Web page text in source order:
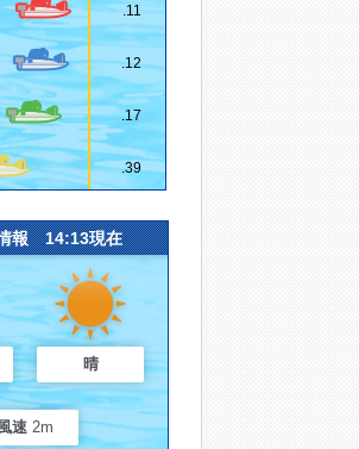
.11
.12
.17
.39
報 14:13現在
晴
速 2m